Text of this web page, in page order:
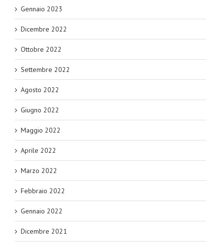
Gennaio 2023
Dicembre 2022
Ottobre 2022
Settembre 2022
Agosto 2022
Giugno 2022
Maggio 2022
Aprile 2022
Marzo 2022
Febbraio 2022
Gennaio 2022
Dicembre 2021